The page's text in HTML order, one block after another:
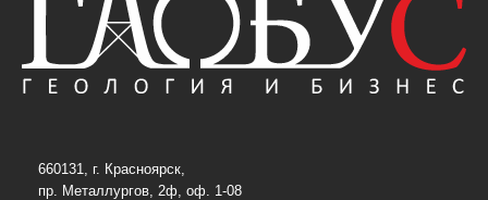
660131, г. Красноярск,
пр. Металлургов, 2ф, оф. 1-08